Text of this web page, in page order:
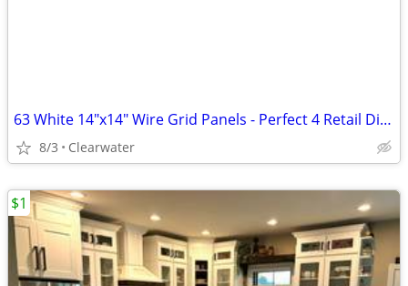
63 White 14"x14" Wire Grid Panels - Perfect 4 Retail Displays/Storage
8/3 Clearwater
$1